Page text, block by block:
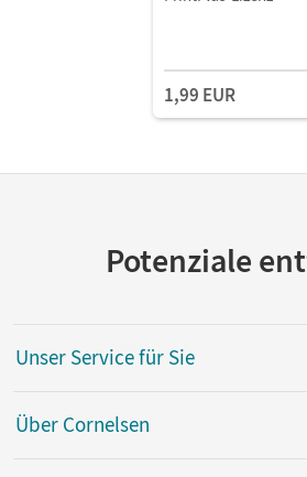
1,99 EUR
Potenziale
Unser Service für Sie
Über Cornelsen